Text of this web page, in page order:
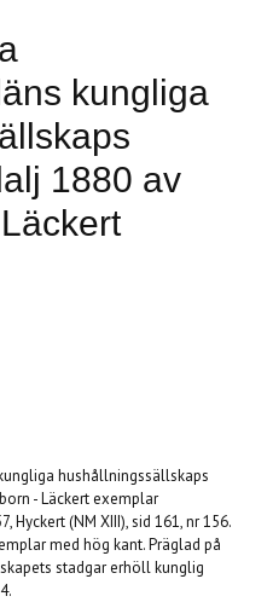
kungliga
1880 av
hushållningssällskaps
- Läckert exemplar
Hyckert (NM XIII), sid 161, nr 156.
med hög kant. Präglad på
stadgar erhöll kunglig